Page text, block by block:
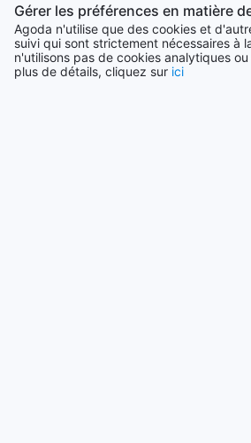
Canada
34983 établissements
Gérer les préférences en matière
Agoda n'utilise que des cookies et
suivi qui sont strictement nécessaires à
n'utilisons pas de cookies analytiques
plus de détails, cliquez sur ici